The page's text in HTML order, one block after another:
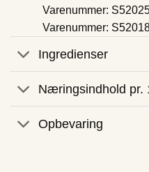
Varenummer:
Varenummer:
Ingredienser
Næringsindhold pr.
Opbevaring